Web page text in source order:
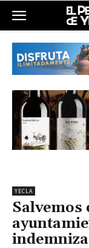
YECLA
Salvemos